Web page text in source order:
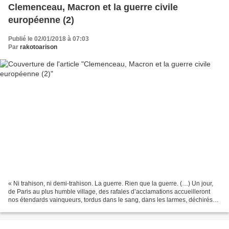
Clemenceau, Macron et la guerre civile
européenne (2)
Publié le 02/01/2018 à 07:03
Par rakotoarison
« Ni trahison, ni demi-trahison. La guerre. Rien que la guerre. (…) Un jour,
de Paris au plus humble village, des rafales d’acclamations accueilleront
nos étendards vainqueurs, tordus dans le sang, dans les larmes, déchirés